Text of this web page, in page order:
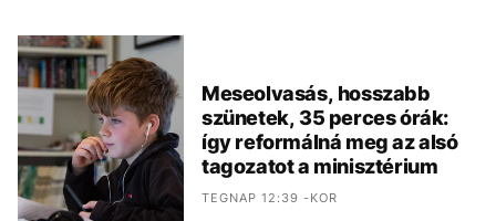
Meseolvasás, hosszabb
szünetek, 35 perces órák:
így reformálná meg az alsó
tagozatot a minisztérium
TEGNAP 12:39 -KOR